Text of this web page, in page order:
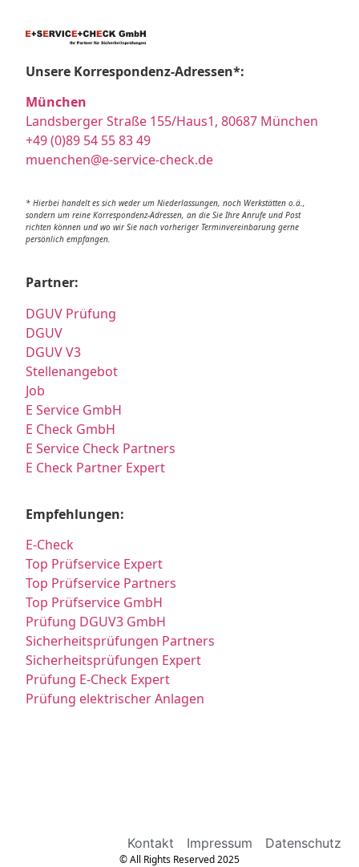
Unsere Korrespondenz-Adressen*:
München
Landsberger Straße 155/Haus1, 80687 München
+49 (0)89 54 55 83 49
muenchen@e-service-check.de
* Hierbei handelt es sich weder um Niederlassungen, noch Werkstätten o.ä.,
sondern um reine Korrespondenz-Adressen, an die Sie Ihre Anrufe und Post
richten können und wo wir Sie nach vorheriger Terminvereinbarung gerne
persönlich empfangen.
Partner:
DGUV Prüfung
DGUV
DGUV V3
Stellenangebot
Job
E Service GmbH
E Check GmbH
E Service Check Partners
E Check Partner Expert
Empfehlungen:
E-Check
Top Prüfservice Expert
Top Prüfservice Partners
Top Prüfservice GmbH
Prüfung DGUV3 GmbH
Sicherheitsprüfungen Partners
Sicherheitsprüfungen Expert
Prüfung E-Check Expert
Prüfung elektrischer Anlagen
Kontakt Impressum Datenschutz
© All Rights Reserved 2025